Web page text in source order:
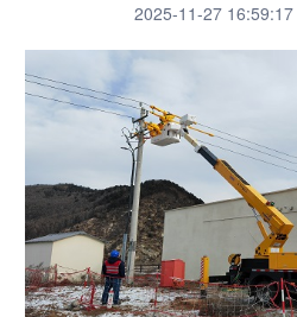
科技
书画
访谈 视频
法律 中央文件
食品 人居
2025-11-27 16:59:17